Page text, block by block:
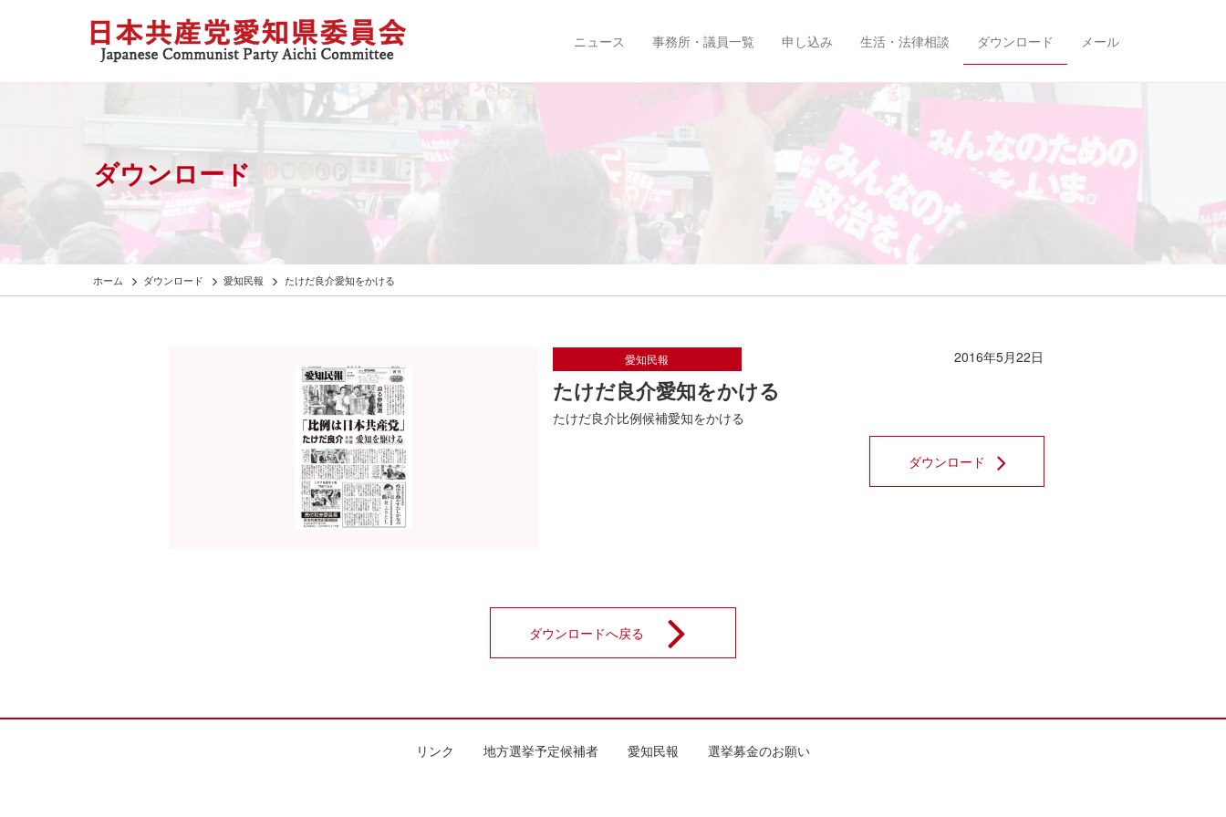
ニュース 事務所・議員一覧 申し込み 生活・法律相談 ダウンロード メール
ダウンロード
ホーム ダウンロード 愛知民報 たけだ良介愛知をかける
愛知民報 2016年5月22日
たけだ良介愛知をかける
たけだ良介比例候補愛知をかける
ダウンロード
ダウンロードへ戻る
リンク 地方選挙予定候補者 愛知民報 選挙募金のお願い